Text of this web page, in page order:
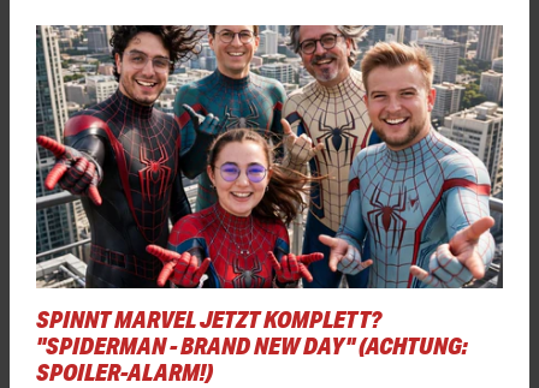
SPINNT MARVEL JETZT KOMPLETT?
"SPIDERMAN - BRAND NEW DAY" (ACHTUNG:
SPOILER-ALARM!)